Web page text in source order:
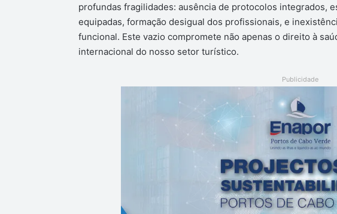
profundas fragilidades: ausência de protocolos integrados,
equipadas, formação desigual dos profissionais, e
funcional. Este vazio compromete não apenas o direito à
internacional do nosso setor turístico.
Publicidade